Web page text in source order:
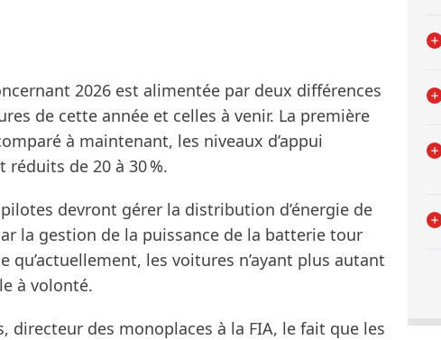
2026 est alimentée par deux différences
de cette année et celles à venir. La première
à maintenant, les niveaux d’appui
de 20 à 30 %.
devront gérer la distribution d’énergie de
la gestion de la puissance de la batterie tour
qu’actuellement, les voitures n’ayant plus autant
à volonté.
directeur des monoplaces à la FIA, le fait que les